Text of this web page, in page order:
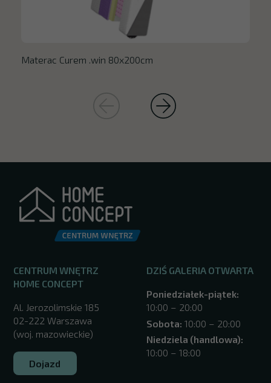
Materac Curem .win 80x200cm
CENTRUM WNĘTRZ
HOME CONCEPT
Al. Jerozolimskie 185
02-222 Warszawa
(woj. mazowieckie)
Dojazd
DZIŚ GALERIA OTWARTA
Poniedziałek-piątek:
10:00 – 20:00
Sobota: 10:00 – 20:00
Niedziela (handlowa):
10:00 – 18:00